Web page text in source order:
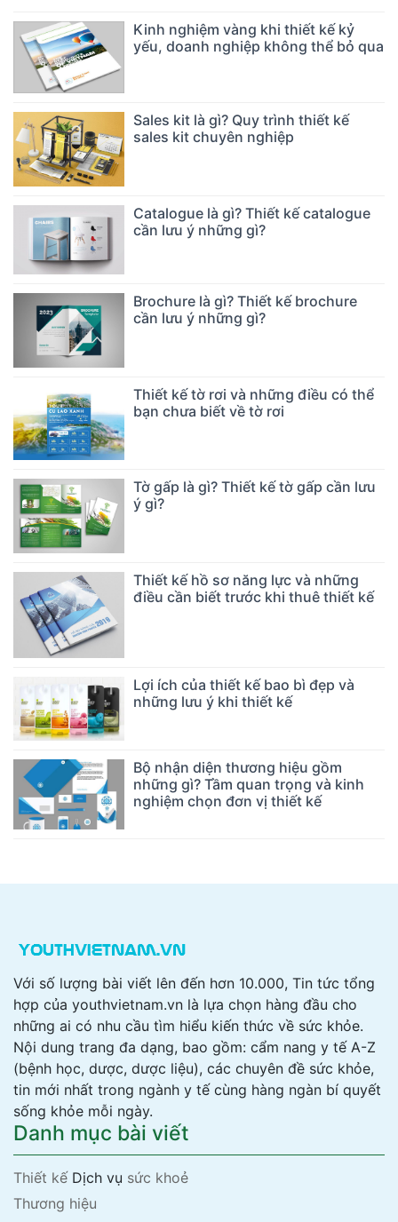
Kinh nghiệm vàng khi thiết kế kỷ
yếu, doanh nghiệp không thể bỏ qua
Sales kit là gì? Quy trình thiết kế
sales kit chuyên nghiệp
Catalogue là gì? Thiết kế catalogue
cần lưu ý những gì?
Brochure là gì? Thiết kế brochure
cần lưu ý những gì?
Thiết kế tờ rơi và những điều có thể
bạn chưa biết về tờ rơi
Tờ gấp là gì? Thiết kế tờ gấp cần lưu
ý gì?
Thiết kế hồ sơ năng lực và những
điều cần biết trước khi thuê thiết kế
Lợi ích của thiết kế bao bì đẹp và
những lưu ý khi thiết kế
Bộ nhận diện thương hiệu gồm
những gì? Tầm quan trọng và kinh
nghiệm chọn đơn vị thiết kế
Với số lượng bài viết lên đến hơn 10.000, Tin tức tổng
hợp của youthvietnam.vn là lựa chọn hàng đầu cho
những ai có nhu cầu tìm hiểu kiến thức về sức khỏe.
Nội dung trang đa dạng, bao gồm: cẩm nang y tế A-Z
(bệnh học, dược, dược liệu), các chuyên đề sức khỏe,
tin mới nhất trong ngành y tế cùng hàng ngàn bí quyết
sống khỏe mỗi ngày.
Danh mục bài viết
Thiết kếDịch vụ sức khoẻ
Thương hiệu